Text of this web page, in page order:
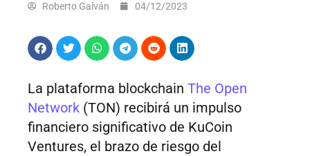
Roberto Galván 04/12/2023
La plataforma blockchain The Open
Network (TON) recibirá un impulso
financiero significativo de KuCoin
Ventures, el brazo de riesgo del